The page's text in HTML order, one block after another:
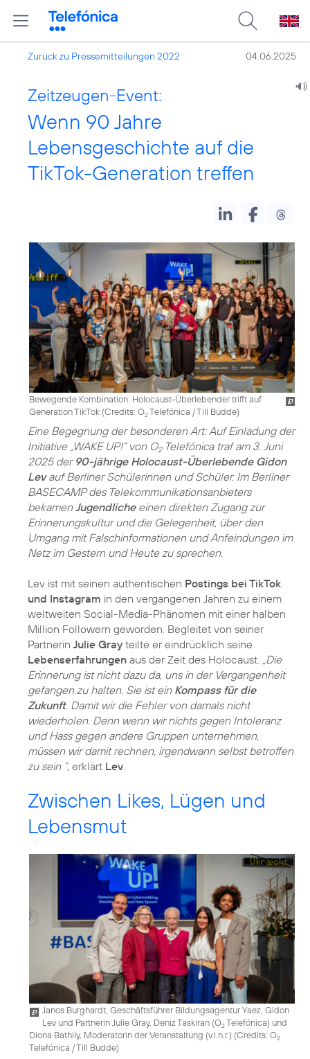
Zurück zu Pressemitteilungen 2022 04.06.2025
Zeitzeugen-Event:
Wenn 90 Jahre
Lebensgeschichte auf die
TikTok-Generation treffen
Bewegende Kombination: Holocaust-Überlebender trifft auf
Generation TikTok (Credits: O2Telefónica / Till Budde)
Eine Begegnung der besonderen Art: Auf Einladung der
Initiative „WAKE UP!“ von O2Telefónica traf am 3. Juni
2025 der 90-jährige Holocaust-Überlebende Gidon
Levauf Berliner Schülerinnen und Schüler. Im Berliner
BASECAMP des Telekommunikationsanbieters
bekamenJugendlicheeinen direkten Zugang zur
Erinnerungskultur und die Gelegenheit, über den
Umgang mit Falschinformationen und Anfeindungen im
Netz im Gestern und Heute zu sprechen.
Lev ist mit seinen authentischen Postings bei TikTok
und Instagram in den vergangenen Jahren zu einem
weltweiten Social-Media-Phänomen mit einer halben
Million Followern geworden. Begleitet von seiner
Partnerin Julie Gray teilte er eindrücklich seine
Lebenserfahrungen aus der Zeit des Holocaust.
„Die
Erinnerung ist nicht dazu da, uns in der Vergangenheit
gefangen zu halten. Sie ist ein Kompass für die
Zukunft. Damit wir die Fehler von damals nicht
wiederholen. Denn wenn wir nichts gegen Intoleranz
und Hass gegen andere Gruppen unternehmen,
müssen wir damit rechnen, irgendwann selbst betroffen
zu sein “, erklärt Lev
Zwischen Likes, Lügen und
Lebensmut
Janos Burghardt, Geschäftsführer Bildungsagentur Yaez, Gidon
Lev und Partnerin Julie Gray, Deniz Taskiran (O2Telefónica) und
Diona Bathily, Moderatorin der Veranstaltung (v.l.n.r.) (Credits: O2
Telefónica / Till Budde)